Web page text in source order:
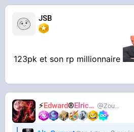
JSB
123pk et son rp millionnaire
⚡ Edward® Elric🌒 Zouzoum